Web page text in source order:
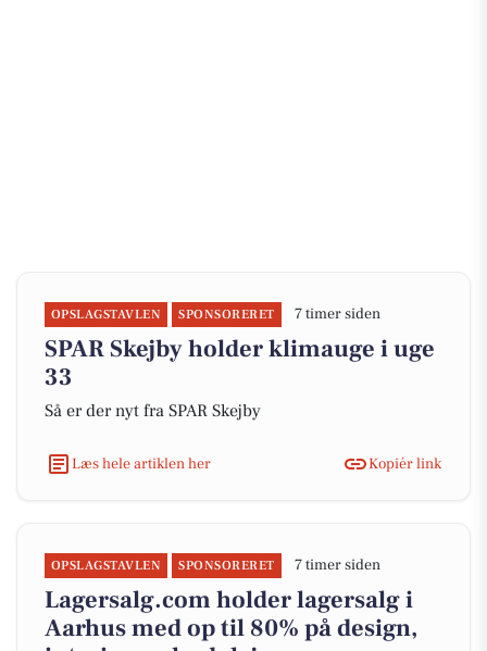
OPSLAGSTAVLEN SPONSORERET 7 timer siden
SPAR Skejby holder klimauge i uge
33
Så er der nyt fra SPAR Skejby
Læs hele artiklen her Kopiér link
OPSLAGSTAVLEN SPONSORERET 7 timer siden
Lagersalg.com holder lagersalg i
Aarhus med op til 80% på design,